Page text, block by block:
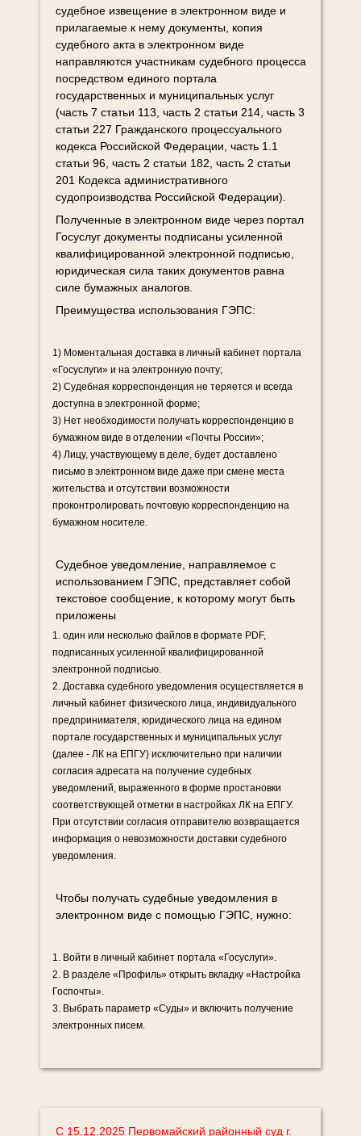
судебное извещение в электронном виде и
прилагаемые к нему документы, копия
судебного акта в электронном виде
направляются участникам судебного процесса
посредством единого портала
государственных и муниципальных услуг
(часть 7 статьи 113, часть 2 статьи 214, часть 3
статьи 227 Гражданского процессуального
кодекса Российской Федерации, часть 1.1
статьи 96, часть 2 статьи 182, часть 2 статьи
201 Кодекса административного
судопроизводства Российской Федерации).
Полученные в электронном виде через портал
Госуслуг документы подписаны усиленной
квалифицированной электронной подписью,
юридическая сила таких документов равна
силе бумажных аналогов.
Преимущества использования ГЭПС:
1) Моментальная доставка в личный кабинет портала
«Госуслуги» и на электронную почту;
2) Судебная корреспонденция не теряется и всегда
доступна в электронной форме;
3) Нет необходимости получать корреспонденцию в
бумажном виде в отделении «Почты России»;
4) Лицу, участвующему в деле, будет доставлено
письмо в электронном виде даже при смене места
жительства и отсутствии возможности
проконтролировать почтовую корреспонденцию на
бумажном носителе.
Судебное уведомление, направляемое с
использованием ГЭПС, представляет собой
текстовое сообщение, к которому могут быть
приложены
1. один или несколько файлов в формате PDF,
подписанных усиленной квалифицированной
электронной подписью.
2. Доставка судебного уведомления осуществляется в
личный кабинет физического лица, индивидуального
предпринимателя, юридического лица на едином
портале государственных и муниципальных услуг
(далее - ЛК на ЕПГУ) исключительно при наличии
согласия адресата на получение судебных
уведомлений, выраженного в форме простановки
соответствующей отметки в настройках ЛК на ЕПГУ.
При отсутствии согласия отправителю возвращается
информация о невозможности доставки судебного
уведомления.
Чтобы получать судебные уведомления в
электронном виде с помощью ГЭПС, нужно:
1. Войти в личный кабинет портала «Госуслуги».
2. В разделе «Профиль» открыть вкладку «Настройка
Госпочты».
3. Выбрать параметр «Суды» и включить получение
электронных писем.
С 15.12.2025 Первомайский районный суд г.